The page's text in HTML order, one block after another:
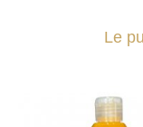
Le